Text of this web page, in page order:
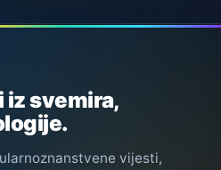
iz svemira,
vijesti,